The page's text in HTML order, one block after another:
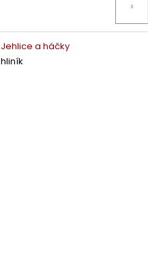
Jehlice a háčky
hliník